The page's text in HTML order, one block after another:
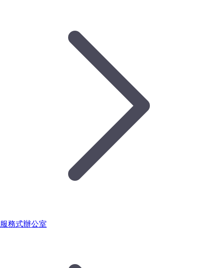
服務式辦公室